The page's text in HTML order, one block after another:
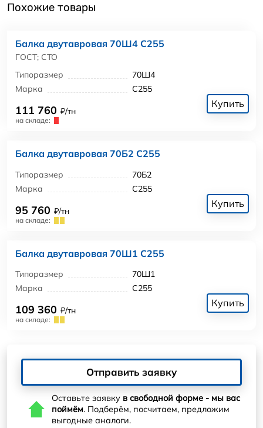
Похожие товары
Балка двутавровая 70Ш4 С255
ГОСТ; СТО
Типоразмер
70Ш4
Марка
С255
111 760 ₽/тн
на складе:
Купить
Балка двутавровая 70Б2 С255
Типоразмер
70Б2
Марка
С255
95 760 ₽/тн
на складе:
Купить
Балка двутавровая 70Ш1 С255
Типоразмер
70Ш1
Марка
С255
109 360 ₽/тн
на складе:
Купить
Отправить заявку
Оставьте заявку в свободной форме - мы вас
поймём. Подберём, посчитаем, предложим
выгодные аналоги.